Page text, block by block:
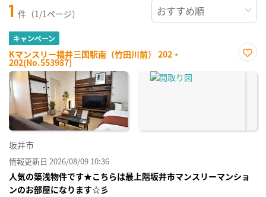
1 件（1/1ページ）
キャンペーン
Kマンスリー福井三国駅南（竹田川前） 202・
202(No.553987)
に入
坂井市
情報更新日 2026/08/09 10:36
人気の築浅物件です★こちらは最上階坂井市マンスリーマンショ
ンのお部屋になります☆彡